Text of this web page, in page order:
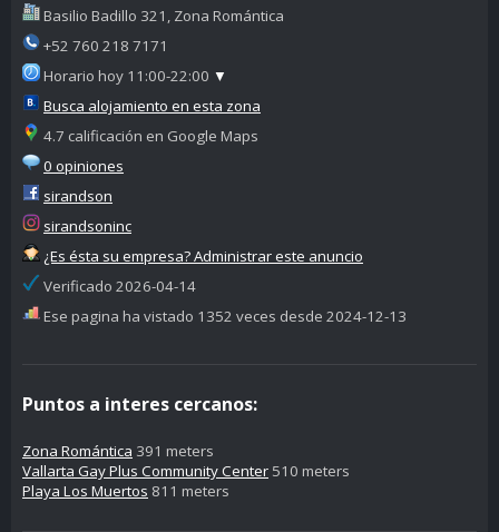
Basilio Badillo 321, Zona Romántica
+52 760 218 7171
Horario hoy 11:00-22:00 ▼
Busca alojamiento en esta zona
4.7 calificación en Google Maps
0 opiniones
sirandson
sirandsoninc
¿Es ésta su empresa? Administrar este anuncio
Verificado 2026-04-14
Ese pagina ha vistado 1352 veces desde 2024-12-13
Puntos a interes cercanos:
Zona Romántica 391 meters
Vallarta Gay Plus Community Center 510 meters
Playa Los Muertos 811 meters